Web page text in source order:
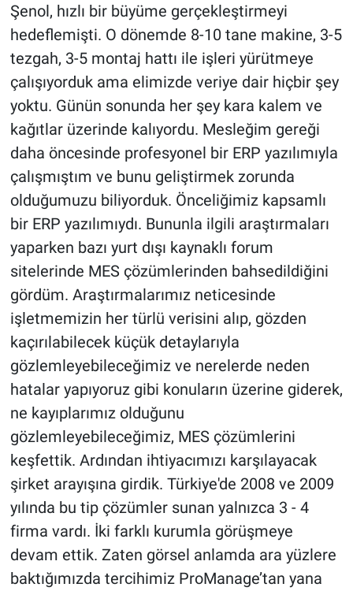
Şenol, hızlı bir büyüme gerçekleştirmeyi
hedeflemişti. O dönemde 8-10 tane makine, 3-5
tezgah, 3-5 montaj hattı ile işleri yürütmeye
çalışıyorduk ama elimizde veriye dair hiçbir şey
yoktu. Günün sonunda her şey kara kalem ve
kağıtlar üzerinde kalıyordu. Mesleğim gereği
daha öncesinde profesyonel bir ERP yazılımıyla
çalışmıştım ve bunu geliştirmek zorunda
olduğumuzu biliyorduk. Önceliğimiz kapsamlı
bir ERP yazılımıydı. Bununla ilgili araştırmaları
yaparken bazı yurt dışı kaynaklı forum
sitelerinde MES çözümlerinden bahsedildiğini
gördüm. Araştırmalarımız neticesinde
işletmemizin her türlü verisini alıp, gözden
kaçırılabilecek küçük detaylarıyla
gözlemleyebileceğimiz ve nerelerde neden
hatalar yapıyoruz gibi konuların üzerine giderek,
ne kayıplarımız olduğunu
gözlemleyebileceğimiz, MES çözümlerini
keşfettik. Ardından ihtiyacımızı karşılayacak
şirket arayışına girdik. Türkiye'de 2008 ve 2009
yılında bu tip çözümler sunan yalnızca 3 - 4
firma vardı. İki farklı kurumla görüşmeye
devam ettik. Zaten görsel anlamda ara yüzlere
baktığımızda tercihimiz ProManage’tan yana